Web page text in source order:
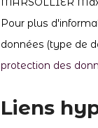
Pour plus
données (type de
protection des
Liens